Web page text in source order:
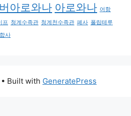
아로와나 아로와나 어항
프 청계수족관 청계천수족관 폐사 폴립테루
합사
• Built with GeneratePress